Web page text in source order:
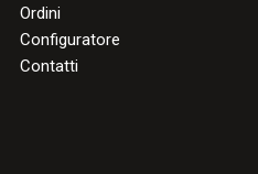
Ordini
Configuratore
Contatti